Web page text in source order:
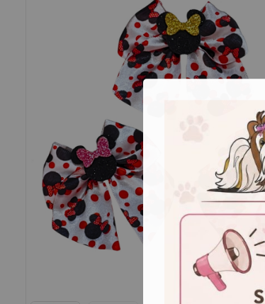
Mega
Mini
Slim
Splash
Normal
Smoking